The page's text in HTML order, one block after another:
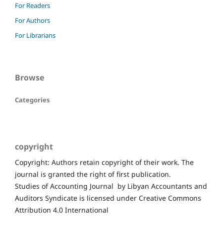
For Readers
For Authors
For Librarians
Browse
Categories
copyright
Copyright: Authors retain copyright of their work. The
journal is granted the right of first publication.
Studies of Accounting Journal by Libyan Accountants and
Auditors Syndicate is licensed under Creative Commons
Attribution 4.0 International